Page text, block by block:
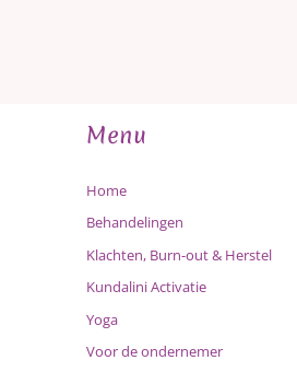
Menu
Home
Behandelingen
Klachten, Burn-out & Herstel
Kundalini Activatie
Yoga
Voor de ondernemer